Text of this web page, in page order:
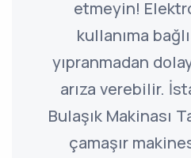
etmeyin!
kullanıma
yıpranmadan
arıza verebilir.
Bulaşık Makinası
çamaşır